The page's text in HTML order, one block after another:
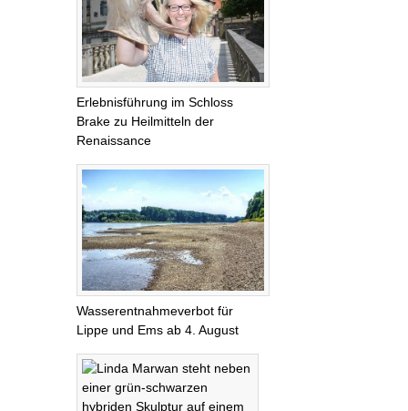
Erlebnisführung im Schloss
Brake zu Heilmitteln der
Renaissance
Wasserentnahmeverbot für
Lippe und Ems ab 4. August